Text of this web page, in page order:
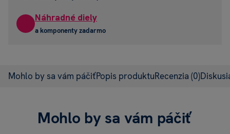
Náhradné diely
a komponenty zadarmo
Mohlo by sa vám páčiťPopis produktuRecenzia (0)
Mohlo by sa vám páčiť